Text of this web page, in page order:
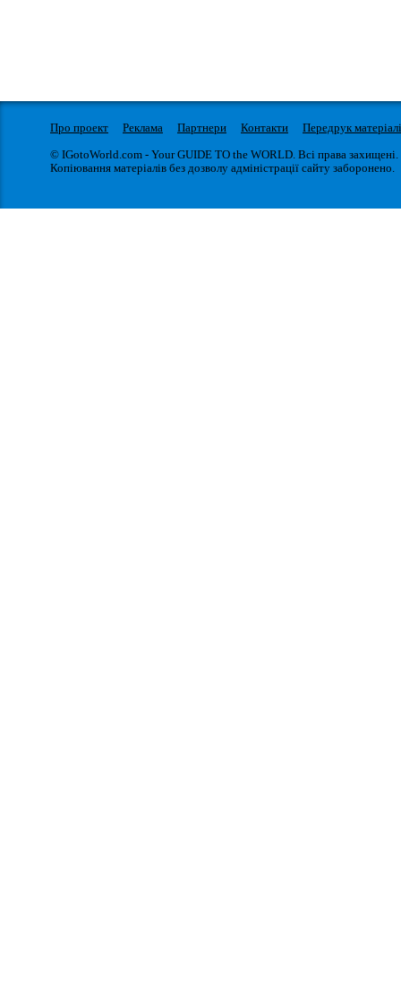
Про проект Реклама Партнери Контакти
Передрук
© IGotoWorld.com - Your GUIDE TO the WORLD. Всі права захищені.
Копіювання матеріалів без дозволу адміністрації сайту заборонено.